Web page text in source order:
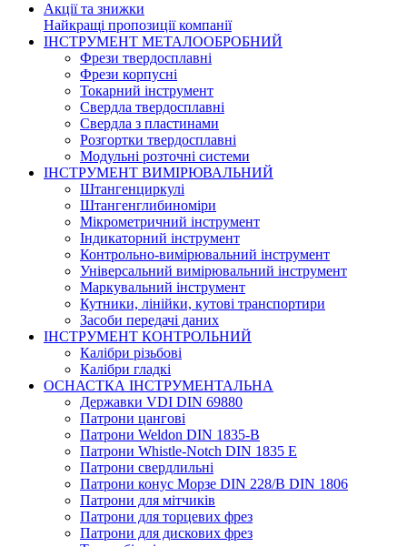
Акції та знижки
Найкращі пропозиції компанії
ІНСТРУМЕНТ МЕТАЛООБРОБНИЙ
Фрези твердосплавні
Фрези корпусні
Токарний інструмент
Свердла твердосплавні
Свердла з пластинами
Розгортки твердосплавні
Модульні розточні системи
ІНСТРУМЕНТ ВИМІРЮВАЛЬНИЙ
Штангенциркулі
Штангенглибиноміри
Мікрометричний інструмент
Індикаторний інструмент
Контрольно-вимірювальний інструмент
Універсальний вимірювальний інструмент
Маркувальний інструмент
Кутники, лінійки, кутові транспортири
Засоби передачі даних
ІНСТРУМЕНТ КОНТРОЛЬНИЙ
Калібри різьбові
Калібри гладкі
ОСНАСТКА ІНСТРУМЕНТАЛЬНА
Державки VDI DIN 69880
Патрони цангові
Патрони Weldon DIN 1835-B
Патрони Whistle-Notch DIN 1835 E
Патрони свердлильні
Патрони конус Морзе DIN 228/B DIN 1806
Патрони для мітчиків
Патрони для торцевих фрез
Патрони для дискових фрез